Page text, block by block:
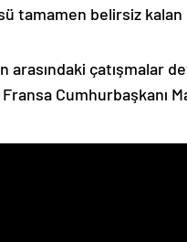
tamamen belirsiz
arasındaki çatışmalar
Cumhurbaşkanı